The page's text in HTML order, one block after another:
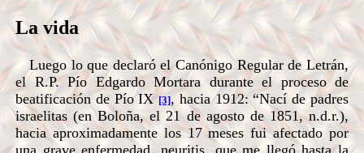
La vida
Luego lo que declaró el Canónigo Regular de Letrán,
el R.P. Pío Edgardo Mortara durante el proceso de
beatificación de Pío IX [3], hacia 1912: “Nací de padres
israelitas (en Boloña, el 21 de agosto de 1851, n.d.r.),
hacia aproximadamente los 17 meses fui afectado por
una grave enfermedad, neuritis, que me llegó hasta la